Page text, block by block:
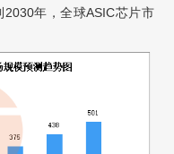
年，全球ASIC芯片市